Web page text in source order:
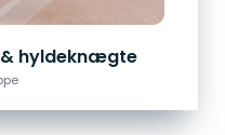
& hyldeknægte